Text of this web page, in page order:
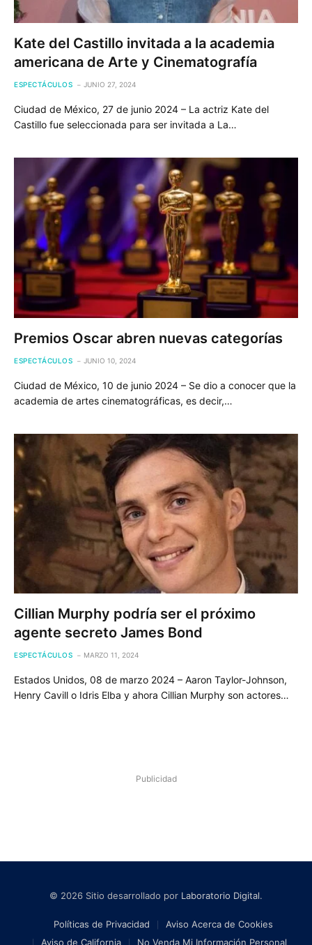
Kate del Castillo invitada a la academia
americana de Arte y Cinematografía
ESPECTÁCULOS JUNIO 27, 2024
Ciudad de México, 27 de junio 2024 – La actriz Kate del
Castillo fue seleccionada para ser invitada a La…
Premios Oscar abren nuevas categorías
ESPECTÁCULOS JUNIO 10, 2024
Ciudad de México, 10 de junio 2024 – Se dio a conocer que la
academia de artes cinematográficas, es decir,…
Cillian Murphy podría ser el próximo
agente secreto James Bond
ESPECTÁCULOS MARZO 11, 2024
Estados Unidos, 08 de marzo 2024 – Aaron Taylor-Johnson,
Henry Cavill o Idris Elba y ahora Cillian Murphy son actores…
Publicidad
© 2026 Sitio desarrollado por Laboratorio Digital.
Políticas de Privacidad
Aviso Acerca de Cookies
Aviso de California
No Venda Mi Información Personal